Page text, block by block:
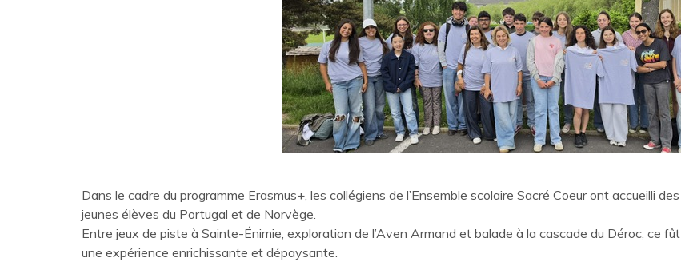
Dans le cadre du programme Erasmus+, les collégiens de l’Ensemble scolaire Sacré Coeur ont accueilli des
jeunes élèves du Portugal et de Norvège.
Entre jeux de piste à Sainte-Énimie, exploration de l’Aven Armand et balade à la cascade du Déroc, ce fût
une expérience enrichissante et dépaysante.